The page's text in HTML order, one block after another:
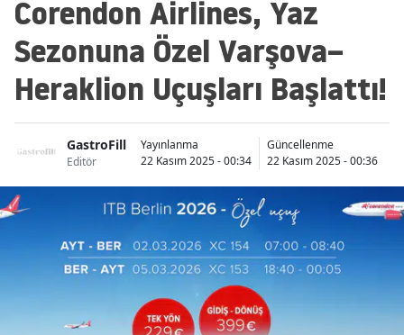
Corendon Airlines, Yaz
Sezonuna Özel Varşova–
Heraklion Uçuşları Başlattı!
GastroFill
Editör
Yayınlanma
22 Kasım 2025 - 00:34
Güncellenme
22 Kasım 2025 - 00:36